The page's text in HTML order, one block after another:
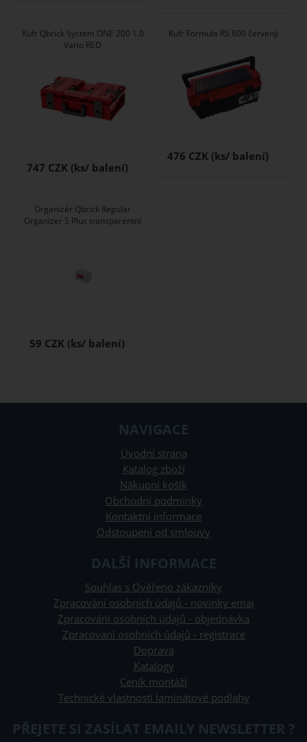
Kufr Qbrick System ONE 200 1.0
Vario RED
747 CZK
Kufr Formula RS 600 červený
476 CZK
Organizér Qbrick Regular
Organizer S Plus transparentní
59 CZK
NAVIGACE
Úvodní strana
Katalog zboží
Nákupní košík
Obchodní podmínky
Kontaktní informace
Odstoupení od smlouvy
DALŠÍ INFORMACE
Souhlas s Ověřeno zákazníky
Zpracování osobních údajů - novinky emai
Zpracování osobních údajů - objednávka
Zpracování osobních údajů - registrace
Doprava
Katalogy
Ceník montáží
Technické vlastnosti laminátové podlahy
PŘEJETE SI ZASÍLAT EMAILY NEWSLETTER ?